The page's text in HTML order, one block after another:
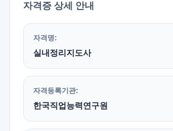
자격증 상세 안내
자격명:
실내정리지도사
자격등록기관:
한국직업능력연구원